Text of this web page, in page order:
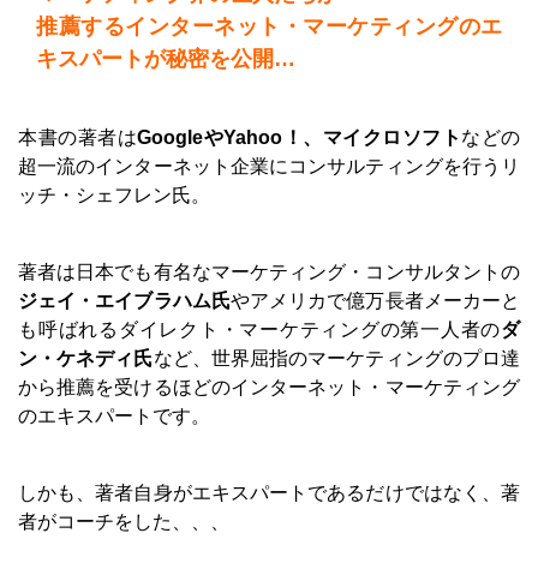
推薦するインターネット・マーケティングのエ
キスパートが秘密を公開…
本書の著者はGoogleやYahoo！、マイクロソフト などの
超一流のインターネット企業にコンサルティングを行うリ
ッチ・シェフレン氏。
著者は日本でも有名なマーケティング・コンサルタントの
ジェイ・エイブラハム氏やアメリカで億万長者メーカーと
も呼ばれるダイレクト・マーケティングの第一人者のダ
ン・ケネディ氏など、世界屈指のマーケティングのプロ達
から推薦を受けるほどのインターネット・マーケティング
のエキスパートです。
しかも、著者自身がエキスパートであるだけではなく、著
者がコーチをした、、、